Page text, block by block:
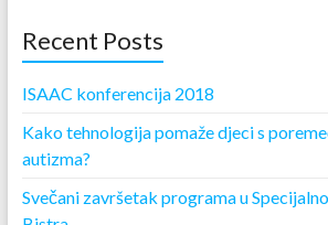
Recent Posts
ISAAC konferencija 2018
Kako tehnologija pomaže djeci s
autizma?
Svečani završetak programa u